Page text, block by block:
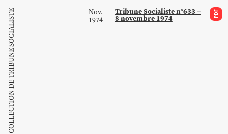
COLLECTION DE TRIBUNE SOCIALISTE
Nov.
1974
Tribune Socialiste n°633 –
8 novembre 1974 PDF